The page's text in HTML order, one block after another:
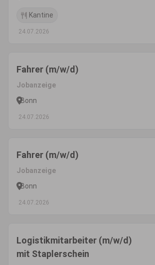
Kantine
24.07.2026
Fahrer (m/w/d)
Jobanzeige
Bonn
24.07.2026
Fahrer (m/w/d)
Jobanzeige
Bonn
24.07.2026
Logistikmitarbeiter (m/w/d)
mit Staplerschein